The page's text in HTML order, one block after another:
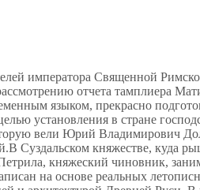
императора Священной
отчета тамплиера
языком, прекрасно
установления в стране
вели Юрий Владимирович
Суздальском княжестве, куда
княжеский чиновник,
на основе реальных